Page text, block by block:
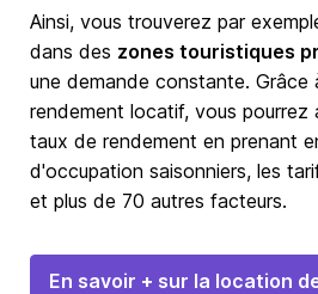
Ainsi, vous trouverez par
dans des zones touristiques
une demande constante. Grâce
rendement locatif, vous pourrez
taux de rendement en prenant
d'occupation saisonniers, les
et plus de 70 autres facteurs.
En savoir + sur la location